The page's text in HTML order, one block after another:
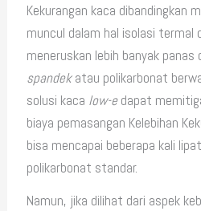
Kekurangan kaca dibandingkan
muncul dalam hal isolasi termal
meneruskan lebih banyak panas
spandekatau polikarbonat
solusi kaca low-edapat
biaya pemasangan Kelebihan
bisa mencapai beberapa kali
polikarbonat standar.
Namun, jika dilihat dari aspek